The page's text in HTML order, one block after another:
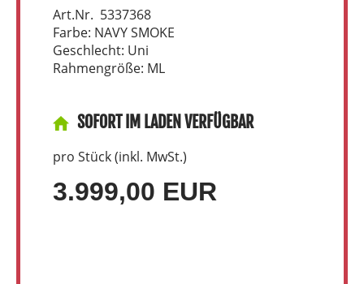
Art.Nr. 5337368
Farbe: NAVY SMOKE
Geschlecht: Uni
Rahmengröße: ML
SOFORT IM LADEN VERFÜGBAR
pro Stück (inkl. MwSt.)
3.999,00 EUR